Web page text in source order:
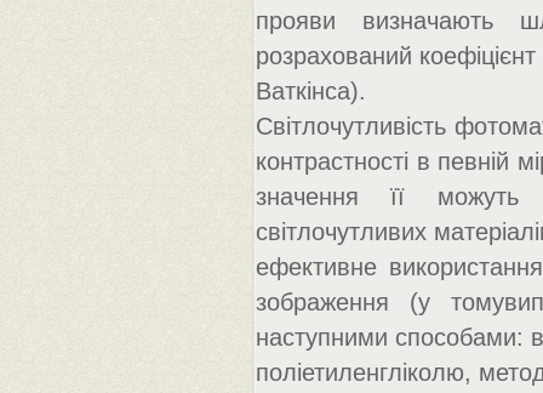
прояви визначають
розрахований
Ваткінса).
Світлочутливість
контрастності в певній
значення її можуть
світлочутливих
ефективне
зображення (у
наступними способами:
поліетиленгліколю,